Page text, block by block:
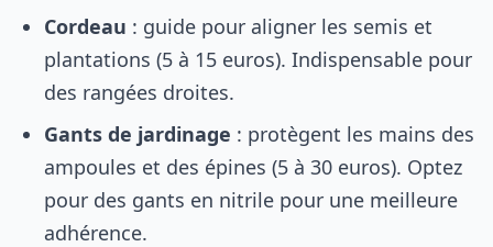
Cordeau : guide pour aligner les semis et
plantations (5 à 15 euros). Indispensable pour
des rangées droites.
Gants de jardinage : protègent les mains des
ampoules et des épines (5 à 30 euros). Optez
pour des gants en nitrile pour une meilleure
adhérence.